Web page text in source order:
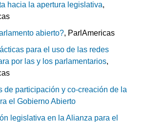
hacia la apertura legislativa,
abierto?, ParlAmericas
para el uso de las redes
por las y los parlamentarios,
de participación y co-creación de la
el Gobierno Abierto
legislativa en la Alianza para el